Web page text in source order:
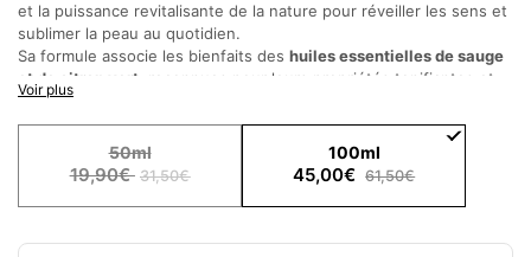
et la puissance revitalisante de la nature pour réveiller les sens et
sublimer la peau au quotidien.
Sa formule associe les bienfaits des huiles essentielles de sauge
et de citron vert , reconnues pour leurs propriétés tonifiantes et
rafraîchissantes. Dès la première vaporisation, elle procure une
sensation immédiate de fraîcheur tout en laissant la peau
délicatement parfumée.
Sa signature olfactive évoque un véritable torrent d’eaux vives :
un départ éclatant de
, suivi par la fraîcheur végétale du
thé vertet la vivacité fruitée dukiwi. Une composition lumineuse,
Voir plus
50ml
19,90€ 31,50€
100ml
45,00€ 61,50€